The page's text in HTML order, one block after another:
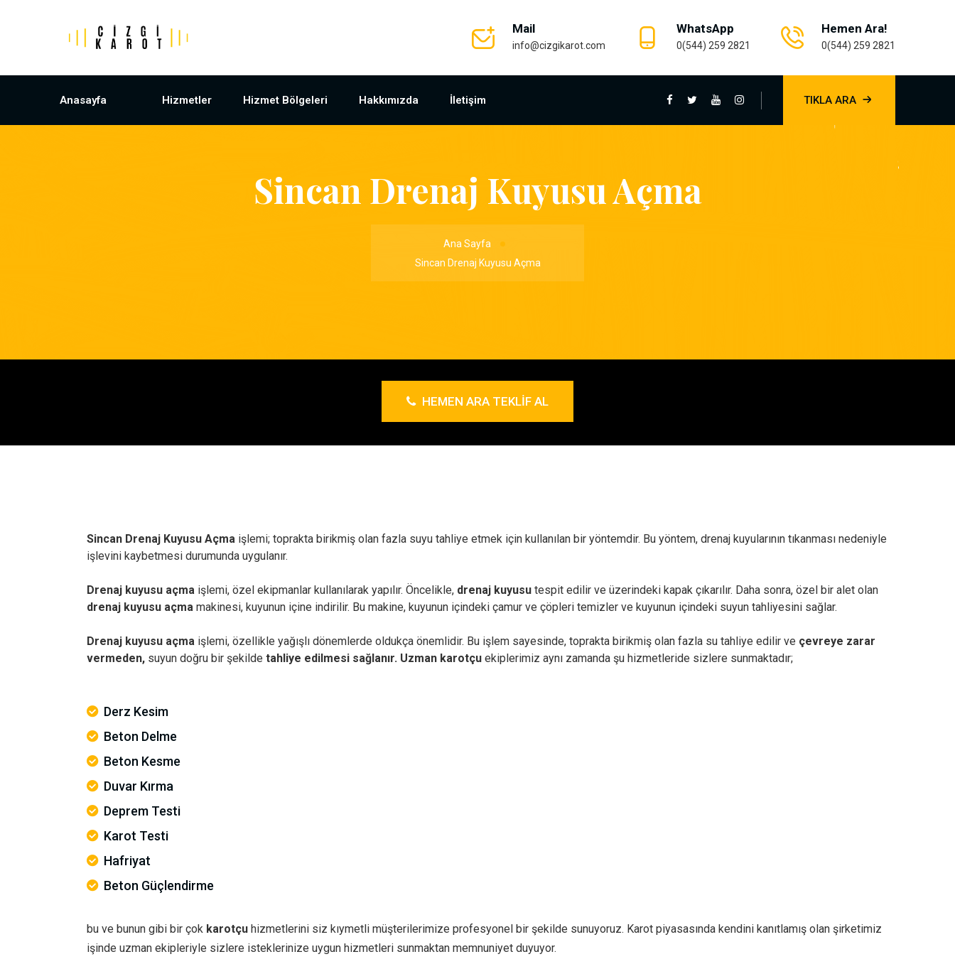
Mail
info@cizgikarot.com
WhatsApp
0(544) 259 2821
Hemen Ara!
0(544) 259 2821
Anasayfa Hizmetler Hizmet Bölgeleri Hakkımızda İletişim TIKLA ARA
Sincan Drenaj Kuyusu Açma
Ana Sayfa
Sincan Drenaj Kuyusu Açma
HEMEN ARA TEKLIF AL
Sincan Drenaj Kuyusu Açma işlemi; toprakta birikmiş olan fazla suyu tahliye etmek için kullanılan bir yöntemdir. Bu yöntem, drenaj kuyularının tıkanması nedeniyle
işlevini kaybetmesi durumunda uygulanır.
Drenaj kuyusu açma işlemi, özel ekipmanlar kullanılarak yapılır. Öncelikle, drenaj kuyusu tespit edilir ve üzerindeki kapak çıkarılır. Daha sonra, özel bir alet olan
drenaj kuyusu açma makinesi, kuyunun içine indirilir. Bu makine, kuyunun içindeki çamur ve çöpleri temizler ve kuyunun içindeki suyun tahliyesini sağlar.
Drenaj kuyusu açma işlemi, özellikle yağışlı dönemlerde oldukça önemlidir. Bu işlem sayesinde, toprakta birikmiş olan fazla su tahliye edilir ve çevreye zarar
vermeden, suyun doğru bir şekilde tahliye edilmesi sağlanır. Uzman karotçu ekiplerimiz aynı zamanda şu hizmetleride sizlere sunmaktadır;
Derz Kesim
Beton Delme
Beton Kesme
Duvar Kırma
Deprem Testi
Karot Testi
Hafriyat
Beton Güçlendirme
bu ve bunun gibi bir çok karotçu hizmetlerini siz kıymetli müşterilerimize profesyonel bir şekilde sunuyoruz. Karot piyasasında kendini kanıtlamış olan şirketimiz
işinde uzman ekipleriyle sizlere isteklerinize uygun hizmetleri sunmaktan memnuniyet duyuyor.